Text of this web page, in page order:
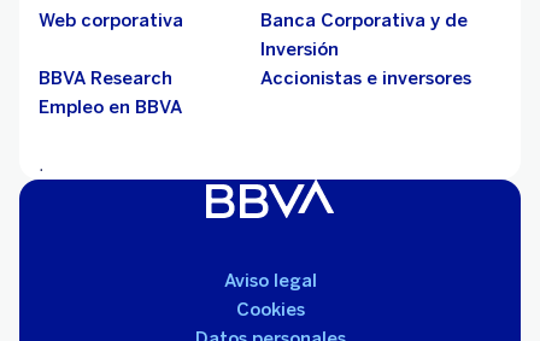
Web corporativa
Banca Corporativa y de
Inversión
BBVA Research
Accionistas e inversores
Empleo en BBVA
.
Aviso legal
Cookies